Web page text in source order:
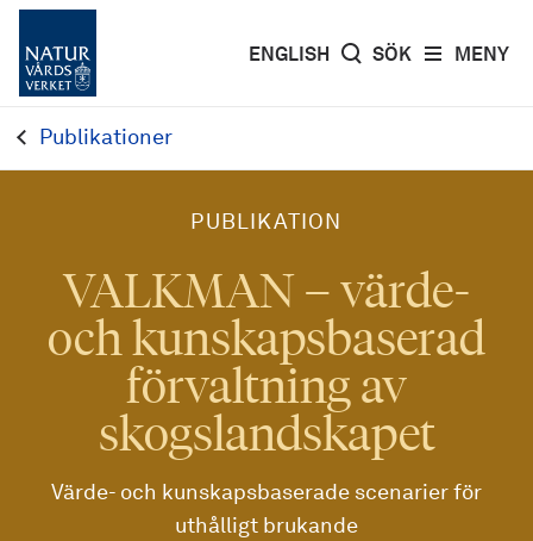
MENY
ENGLISH SÖK
Publikationer
PUBLIKATION
VALKMAN – värde-
och kunskapsbaserad
förvaltning av
skogslandskapet
Värde- och kunskapsbaserade scenarier för
uthålligt brukande